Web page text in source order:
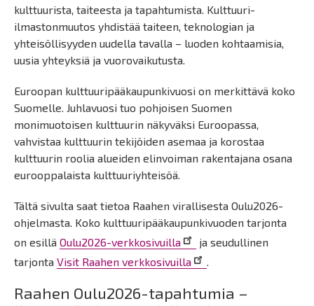
kulttuurista, taiteesta ja tapahtumista. Kulttuuri-
ilmastonmuutos yhdistää taiteen, teknologian ja
yhteisöllisyyden uudella tavalla – luoden kohtaamisia,
uusia yhteyksiä ja vuorovaikutusta.
Euroopan kulttuuripääkaupunkivuosi on merkittävä koko
Suomelle. Juhlavuosi tuo pohjoisen Suomen
monimuotoisen kulttuurin näkyväksi Euroopassa,
vahvistaa kulttuurin tekijöiden asemaa ja korostaa
kulttuurin roolia alueiden elinvoiman rakentajana osana
eurooppalaista kulttuuriyhteisöä.
Tältä sivulta saat tietoa Raahen virallisesta Oulu2026-
ohjelmasta. Koko kulttuuripääkaupunkivuoden tarjonta
on esillä Oulu2026-verkkosivuilla
ja seudullinen
tarjonta Visit Raahen verkkosivuilla .
Raahen Oulu2026-tapahtumia –